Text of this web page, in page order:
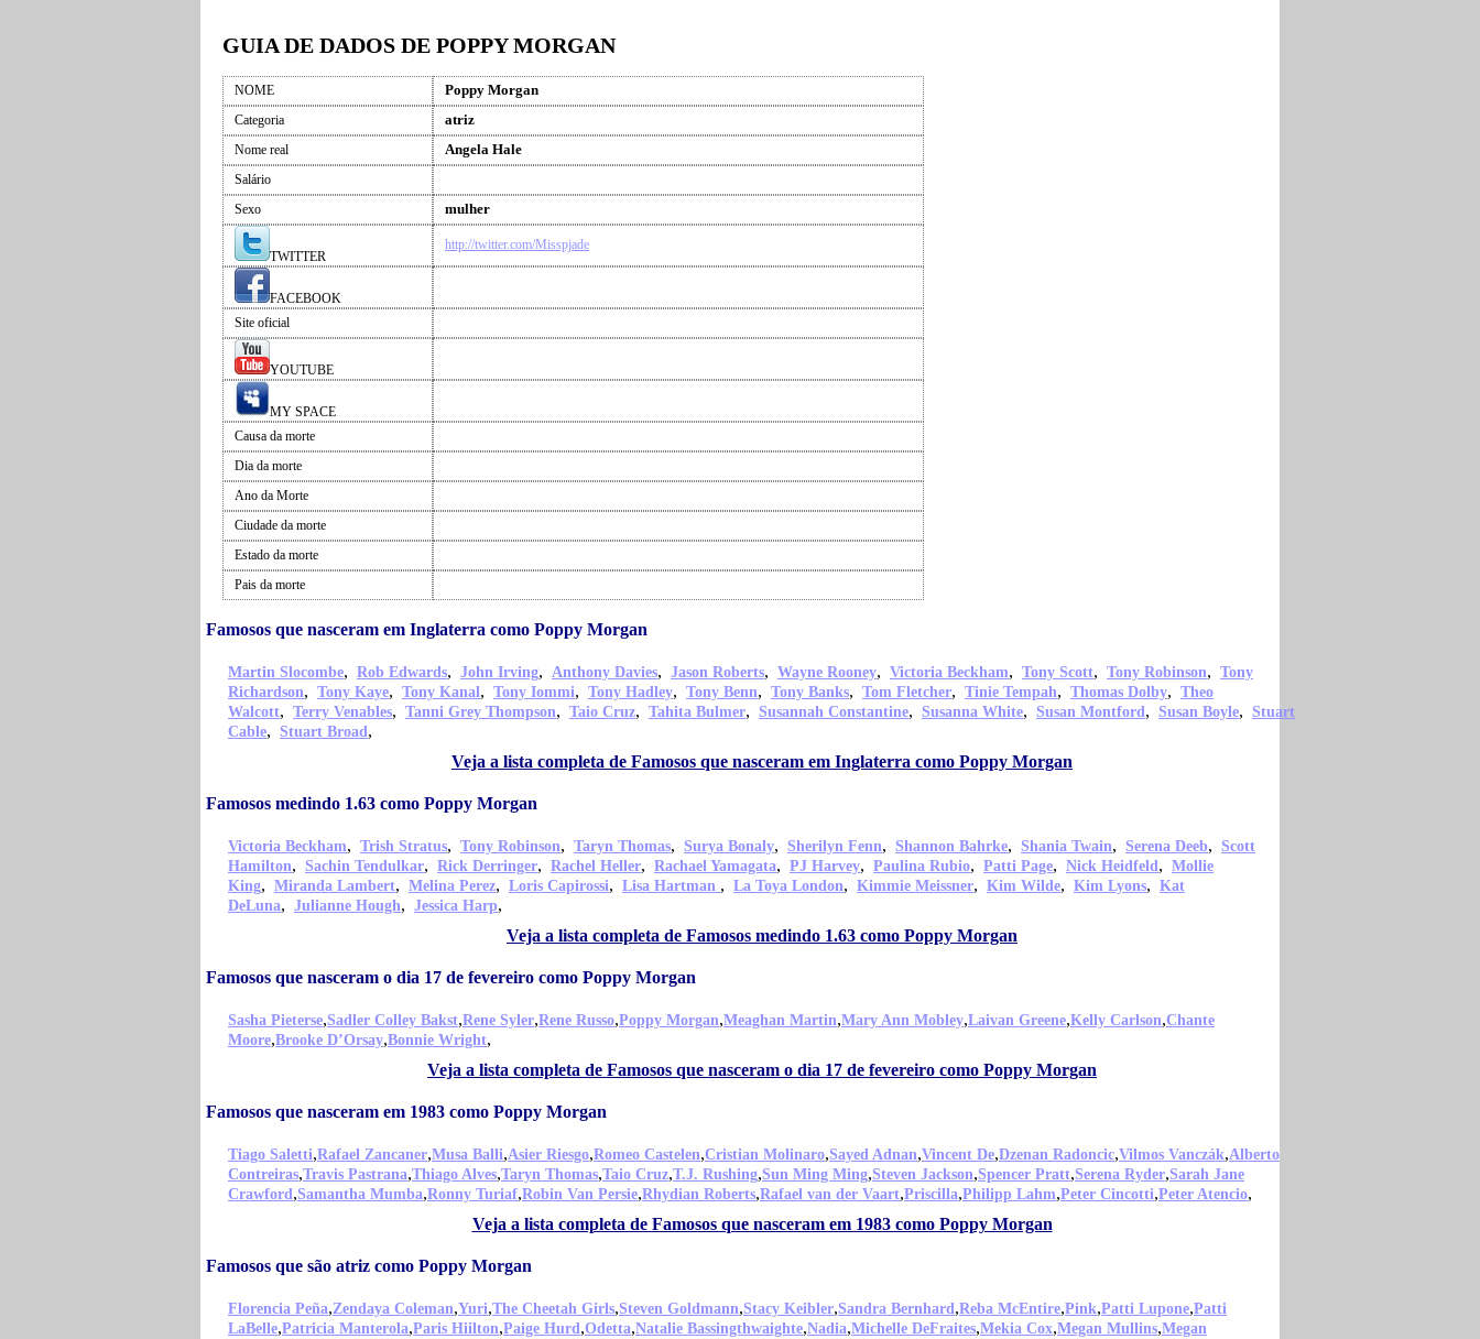
GUIA DE DADOS DE POPPY MORGAN
NOME Poppy Morgan
Categoria atriz
Nome real Angela Hale
Salário
Sexo
mulher
TWITTER
http://twitter.com/Misspjade
FACEBOOK
Site oficial
YOUTUBE
MY SPACE
Causa da morte
Dia da morte
Ano da Morte
Ciudade da morte
Estado da morte
Pais da morte
Famosos que nasceram em Inglaterra como Poppy Morgan
Martin Slocombe, Rob Edwards, John Irving, Anthony Davies, Jason Roberts, Wayne Rooney, Victoria Beckham, Tony Scott, Tony Robinson, Tony
Richardson, Tony Kaye, Tony Kanal, Tony Iommi, Tony Hadley, Tony Benn, Tony Banks, Tom Fletcher, Tinie Tempah, Thomas Dolby, Theo
Walcott, Terry Venables, Tanni Grey Thompson, Taio Cruz, Tahita Bulmer, Susannah Constantine, Susanna White, Susan Montford, Susan Boyle, Stuart
Cable, Stuart Broad,
Veja a lista completa de Famosos que nasceram em Inglaterra como Poppy Morgan
Famosos medindo 1.63 como Poppy Morgan
Victoria Beckham, Trish Stratus, Tony Robinson, Taryn Thomas, Surya Bonaly, Sherilyn Fenn, Shannon Bahrke, Shania Twain, Serena Deeb, Scott
Hamilton, Sachin Tendulkar, Rick Derringer, Rachel Heller, Rachael Yamagata, PJ Harvey, Paulina Rubio, Patti Page, Nick Heidfeld, Mollie
King, Miranda Lambert, Melina Perez, Loris Capirossi, Lisa Hartman , La Toya London, Kimmie Meissner, Kim Wilde, Kim Lyons, Kat
DeLuna, Julianne Hough, Jessica Harp,
Veja a lista completa de Famosos medindo 1.63 como Poppy Morgan
Famosos que nasceram o dia 17 de fevereiro como Poppy Morgan
Sasha Pieterse,Sadler Colley Bakst,Rene Syler,Rene Russo,Poppy Morgan,Meaghan Martin,Mary Ann Mobley,Laivan Greene,Kelly Carlson,Chante
Moore,Brooke D’Orsay,Bonnie Wright,
Veja a lista completa de Famosos que nasceram o dia 17 de fevereiro como Poppy Morgan
Famosos que nasceram em 1983 como Poppy Morgan
Tiago Saletti,Rafael Zancaner,Musa Balli,Asier Riesgo,Romeo Castelen,Cristian Molinaro,Sayed Adnan,Vincent De,Dzenan Radoncic,Vilmos Vanczák,Alberto
Contreiras,Travis Pastrana,Thiago Alves,Taryn Thomas,Taio Cruz,T.J. Rushing,Sun Ming Ming,Steven Jackson,Spencer Pratt,Serena Ryder,Sarah Jane
Crawford,Samantha Mumba,Ronny Turiaf,Robin Van Persie,Rhydian Roberts,Rafael van der Vaart,Priscilla,Philipp Lahm,Peter Cincotti,Peter Atencio,
Veja a lista completa de Famosos que nasceram em 1983 como Poppy Morgan
Famosos que são atriz como Poppy Morgan
Florencia Peña,Zendaya Coleman,Yuri,The Cheetah Girls,Steven Goldmann,Stacy Keibler,Sandra Bernhard,Reba McEntire,Pink,Patti Lupone,Patti
LaBelle,Patricia Manterola,Paris Hiilton,Paige Hurd,Odetta,Natalie Bassingthwaighte,Nadia,Michelle DeFraites,Mekia Cox,Megan Mullins,Megan